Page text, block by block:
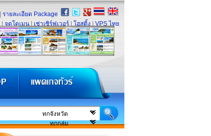
รายละเอียด Package
จดโดเมน เช่าเซิร์ฟเวอร์ โฮสติ้ง VPS ไทย